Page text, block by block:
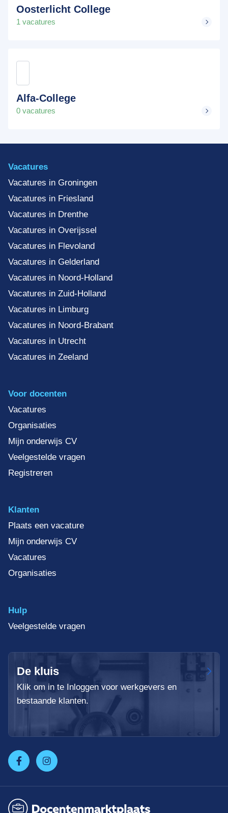
Oosterlicht College
1 vacatures
Alfa-College
0 vacatures
Vacatures
Vacatures in Groningen
Vacatures in Friesland
Vacatures in Drenthe
Vacatures in Overijssel
Vacatures in Flevoland
Vacatures in Gelderland
Vacatures in Noord-Holland
Vacatures in Zuid-Holland
Vacatures in Limburg
Vacatures in Noord-Brabant
Vacatures in Utrecht
Vacatures in Zeeland
Voor docenten
Vacatures
Organisaties
Mijn onderwijs CV
Veelgestelde vragen
Registreren
Klanten
Plaats een vacature
Mijn onderwijs CV
Vacatures
Organisaties
Hulp
Veelgestelde vragen
De kluis
Klik om in te Inloggen voor werkgevers en
bestaande klanten.